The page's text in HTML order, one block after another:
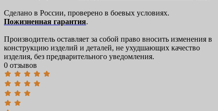
Сделано в России, проверено в боевых условиях.
Пожизненная гарантия.
Производитель оставляет за собой право вносить изменения в
конструкцию изделий и деталей, не ухудшающих качество
изделия, без предварительного уведомления.
0 отзывов